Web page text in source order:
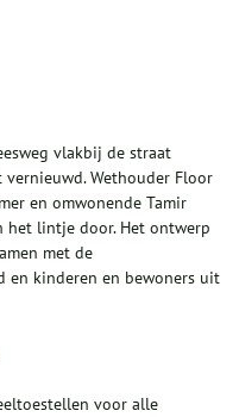
vlakbij de straat
Wethouder Floor
en omwonende Tamir
het lintje door. Het ontwerp
met de
en kinderen en bewoners uit
voor alle